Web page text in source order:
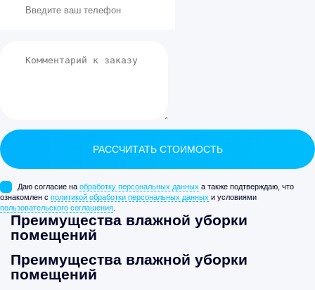
РАССЧИТАТЬ СТОИМОСТЬ
Даю согласие на обработку персональных данных а также подтверждаю, что
ознакомлен с политикой обработки персональных данных и условиями
пользовательского соглашения
Преимущества влажной уборки
помещений
Преимущества влажной уборки
помещений